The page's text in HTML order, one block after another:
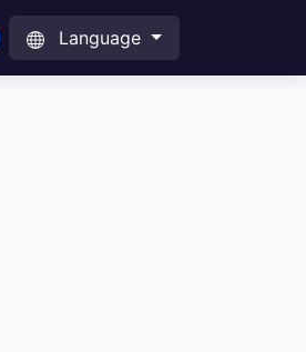
Language